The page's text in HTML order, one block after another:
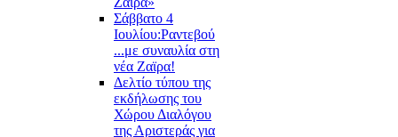
Σάββατο 4
Ιουλίου:Ραντεβού
...με συναυλία στη
νέα Ζαϊρα!
Δελτίο τύπου της
εκδήλωσης του
Χώρου Διαλόγου
της Αριστεράς για